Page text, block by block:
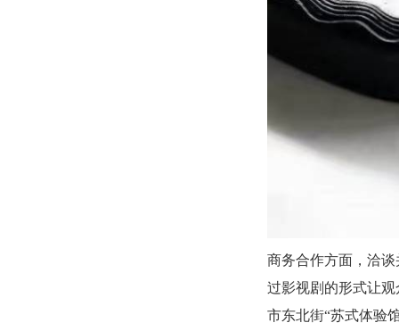
商务合作方面，洽
过影视剧的形式让
市东北街“苏式体验